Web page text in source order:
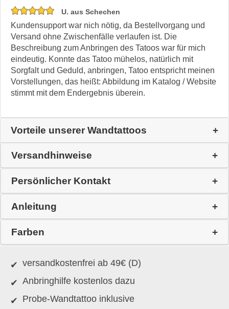
U. aus Schechen
Kundensupport war nich nötig, da Bestellvorgang und
Versand ohne Zwischenfälle verlaufen ist. Die
Beschreibung zum Anbringen des Tatoos war für mich
eindeutig. Konnte das Tatoo mühelos, natürlich mit
Sorgfalt und Geduld, anbringen, Tatoo entspricht meinen
Vorstellungen, das heißt: Abbildung im Katalog / Website
stimmt mit dem Endergebnis überein.
Vorteile unserer Wandtattoos
Versandhinweise
Persönlicher Kontakt
Anleitung
Farben
versandkostenfrei ab 49€ (D)
Anbringhilfe kostenlos dazu
Probe-Wandtattoo inklusive